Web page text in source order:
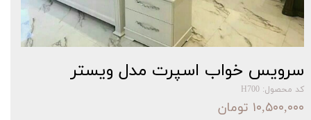
سرویس خواب اسپرت مدل ویستر
کد محصول: H700
۱۰,۵۰۰,۰۰۰ تومان